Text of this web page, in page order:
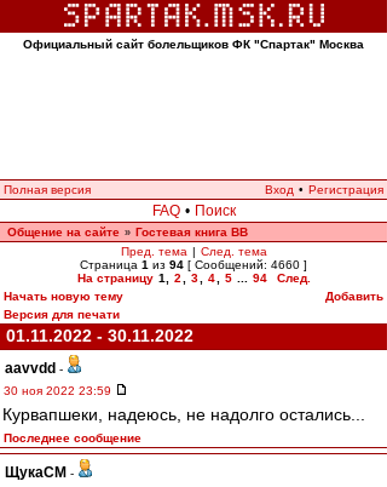
Официальный сайт болельщиков ФК "Спартак" Москва
Полная версия Вход • Регистрация
FAQ • Поиск
Общение на сайте » Гостевая книга ВВ
Пред. тема | След. тема
Страница 1 из 94 [ Сообщений: 4660 ]
На страницу 1 2 3 4 5 94
След.
Начать новую тему
Добавить
Версия для печати
01.11.2022 - 30.11.2022
aavvdd -
30 ноя 2022 23:59
Курвапшеки, надеюсь, не надолго остались...
Последнее сообщение
ЩукаСМ -